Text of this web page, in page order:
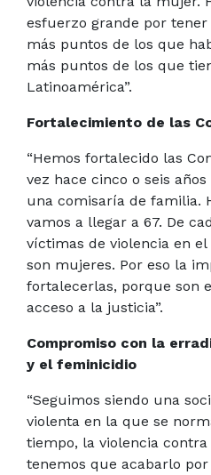
esfuerzo grande por
más puntos de los que
más puntos de los que
Latinoamérica”.
Fortalecimiento de las
“Hemos fortalecido las
vez hace cinco o seis
una comisaría de familia.
vamos a llegar a 67. De
víctimas de violencia en
son mujeres. Por eso la
fortalecerlas, porque son
acceso a la justicia”.
Compromiso con la
y el feminicidio
“Seguimos siendo una
violenta en la que se
tiempo, la violencia contra
tenemos que acabarlo